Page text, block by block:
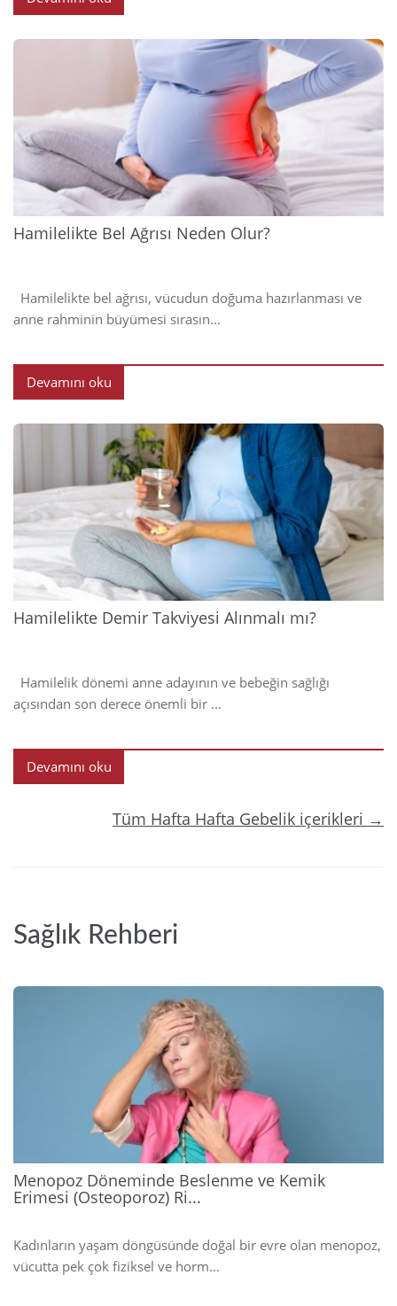
2024
Hamilelikte Bel Ağrısı Neden Olur?
Hamilelikte bel ağrısı, vücudun doğuma hazırlanması ve
anne rahminin büyümesi sırasın...
Devamını oku
2024
Hamilelikte Demir Takviyesi Alınmalı mı?
Hamilelik dönemi anne adayının ve bebeğin sağlığı
açısından son derece önemli bir ...
Devamını oku
Tüm Hafta Hafta Gebelik içerikleri →
Sağlık Rehberi
Menopoz Döneminde Beslenme ve Kemik
Erimesi (Osteoporoz) Ri...
Kadınların yaşam döngüsünde doğal bir evre olan menopoz,
vücutta pek çok fiziksel ve horm...